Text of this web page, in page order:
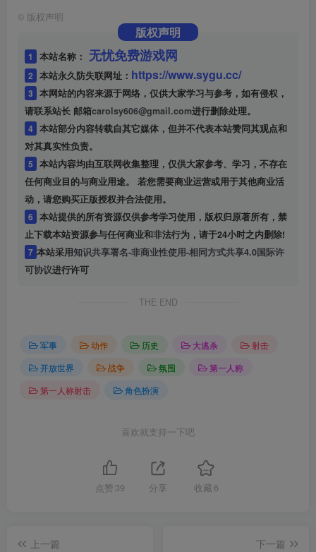
© 版权声明
版权声明
1 本站名称： 无忧免费游戏网
2 本站永久防失联网址： https://www.sygu.cc/
3 本网站的内容来源于网络，仅供大家学习与参考，如有侵权，
请联系站长 邮箱carolsy606@gmail.com进行删除处理。
4 本站部分内容转载自其它媒体，但并不代表本站赞同其观点和
对其真实性负责。
5
任何商业目的与商业用途。 若您需要商业运营或用于其他商业活
动，请您购买正版授权并合法使用。
6 本站提供的所有资源仅供参考学习使用，版权归原著所有，禁
止下载本站资源参与任何商业和非法行为，请于24小时之内删除!
7 本站采用知识共享署名-非商业性使用-相同方式共享4.0国际许
可协议进行许可
THE END
军事 动作 历史 大逃杀
射击
开放世界
战争 氛围
第一人称
第一人称射击
角色扮演
喜欢就支持一下吧
点赞 39 分享 收藏 6
上一篇
下一篇